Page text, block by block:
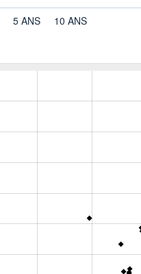
5 ANS 10 ANS